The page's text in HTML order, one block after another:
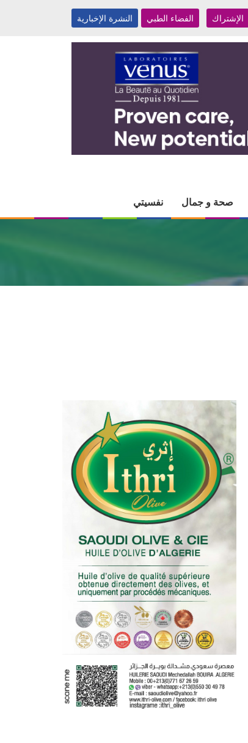
الإشتراك الفضاء الطبي النشرة الإخبارية
صحة و جمال نفسيتي